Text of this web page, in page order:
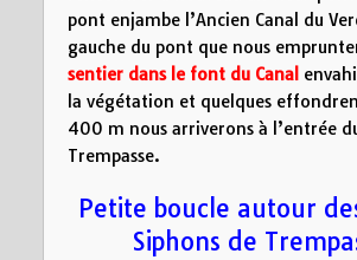
pont enjambe l’Ancien Canal du
gauche du pont que nous
sentier dans le font du Canal
la végétation et quelques
400 m nous arriverons à l’entrée
Trempasse.
Petite boucle autour
Siphons de